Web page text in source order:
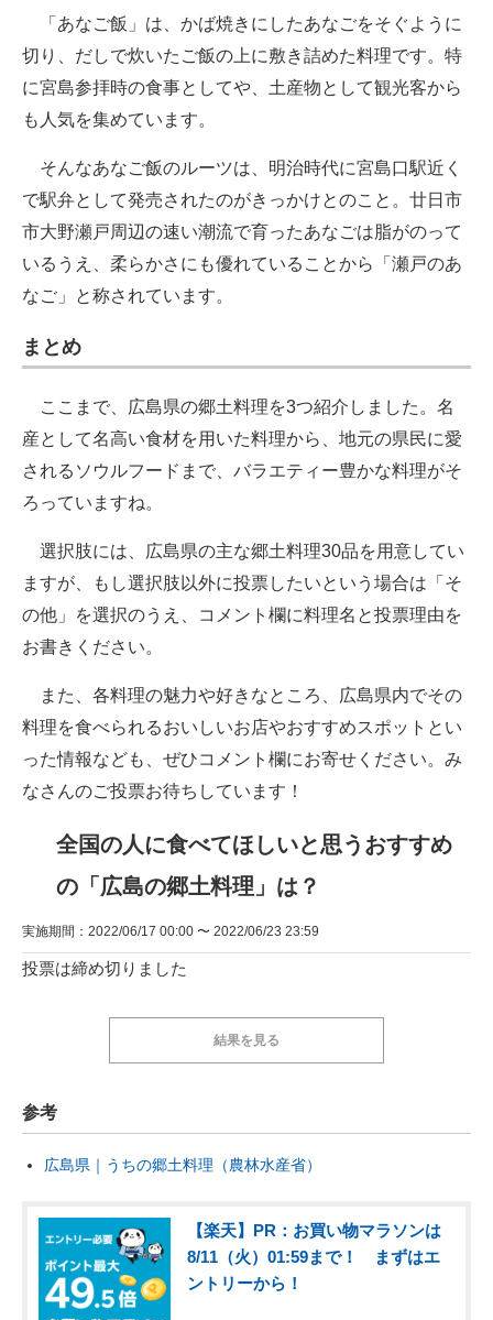
「あなご飯」は、かば焼きにしたあなごをそぐように
切り、だしで炊いたご飯の上に敷き詰めた料理です。特
に宮島参拝時の食事としてや、土産物として観光客から
も人気を集めています。
そんなあなご飯のルーツは、明治時代に宮島口駅近く
で駅弁として発売されたのがきっかけとのこと。廿日市
市大野瀬戸周辺の速い潮流で育ったあなごは脂がのって
いるうえ、柔らかさにも優れていることから「瀬戸のあ
なご」と称されています。
まとめ
ここまで、広島県の郷土料理を3つ紹介しました。名
産として名高い食材を用いた料理から、地元の県民に愛
されるソウルフードまで、バラエティー豊かな料理がそ
ろっていますね。
選択肢には、広島県の主な郷土料理30品を用意してい
ますが、もし選択肢以外に投票したいという場合は「そ
の他」を選択のうえ、コメント欄に料理名と投票理由を
お書きください。
また、各料理の魅力や好きなところ、広島県内でその
料理を食べられるおいしいお店やおすすめスポットとい
った情報なども、ぜひコメント欄にお寄せください。み
なさんのご投票お待ちしています！
全国の人に食べてほしいと思うおすすめ
の「広島の郷土料理」は？
実施期間：2022/06/17 00:00 〜 2022/06/23 23:59
投票は締め切りました
結果を見る
参考
広島県｜うちの郷土料理（農林水産省）
【楽天】PR：お買い物マラソンは
8/11（火）01:59まで！ まずはエ
ントリーから！